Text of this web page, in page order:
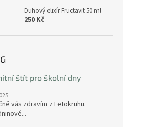
Duhový elixír Fructavit 50 ml
250 Kč
štít pro školní dny
vás zdravím z Letokruhu.